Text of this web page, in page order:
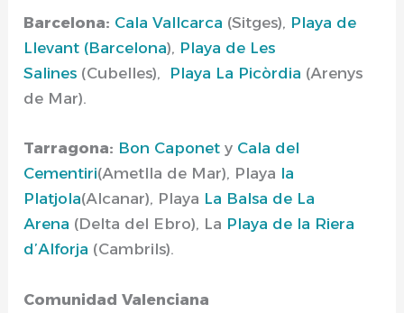
Barcelona: Cala Vallcarca (Sitges), Playa de
Llevant (Barcelona), Playa de Les
Salines (Cubelles), Playa La Picòrdia (Arenys
de Mar).
Tarragona: Bon Caponet y Cala del
Cementiri(Ametlla de Mar), Playa la
Platjola(Alcanar), Playa La Balsa de La
Arena (Delta del Ebro), La Playa de la Riera
d’Alforja (Cambrils).
Comunidad Valenciana